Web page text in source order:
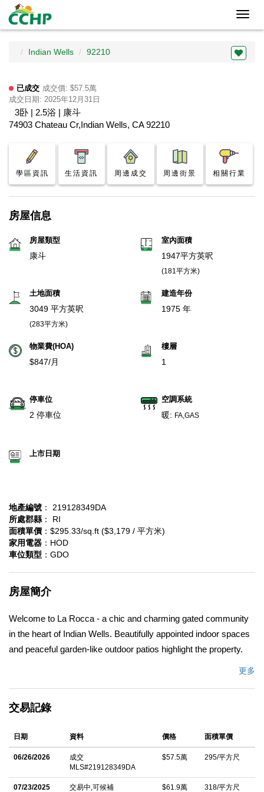
Indian Wells 92210
已成交 成交價: $57.5萬
成交日期: 2025年12月31日
3卧 | 2.5浴 | 康斗
74903 Chateau Cr,Indian Wells, CA 92210
學區資訊 生活資訊 周邊成交 周邊街景 相關行業
房屋信息
房屋類型
康斗
室內面積
1947平方英呎
(181平方米)
土地面積
3049 平方英呎
(283平方米)
建造年份
1975 年
物業費(HOA)
$847/月
樓層
1
停車位
2 停車位
空調系統
暖: FA,GAS
上市日期
地產編號 ： 219128349DA
所處郡縣 ： RI
面積單價 ：$295.33/sq.ft ($3,179 / 平方米)
家用電器 ：HOD
車位類型 ：GDO
房屋簡介
Welcome to La Rocca - a chic and charming gated community
in the heart of Indian Wells. Beautifully appointed indoor spaces
and peaceful garden-like outdoor patios highlight the property.
golf course, 2 tennis courts, a pickle ball court. Beautiful lakes
mention all of the fabulous perks for Indian Wells Residents.
Priced to move quickly - don't miss this great opportunity!
中文描述
更多
交易記錄
日期 資料 價格 面積單價
06/26/2026
成交
MLS#219128349DA
$57.5萬 295/平方尺
07/23/2025 交易中,可候補 $61.9萬 318/平方尺